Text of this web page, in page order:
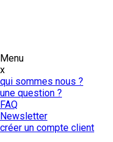
Menu
x
qui sommes nous ?
une question ?
FAQ
Newsletter
créer un compte client